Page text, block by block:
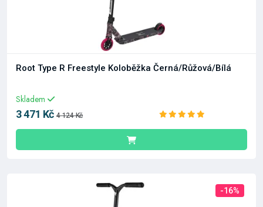
Root Type R Freestyle Koloběžka Černá/Růžová/Bílá
Skladem
3 471 Kč 4 124 Kč
-16%